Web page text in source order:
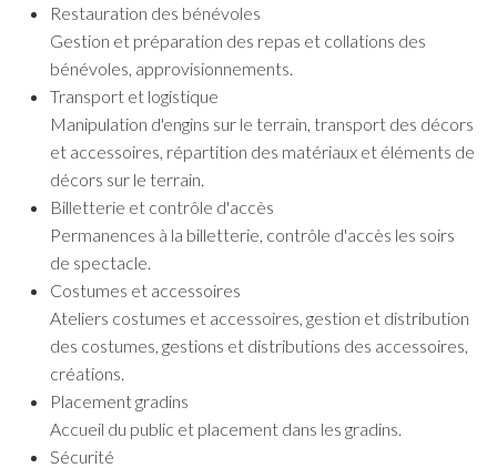
Restauration des bénévoles
Gestion et préparation des repas et collations des
bénévoles, approvisionnements.
Transport et logistique
Manipulation d'engins sur le terrain, transport des décors
et accessoires, répartition des matériaux et éléments de
décors sur le terrain.
Billetterie et contrôle d'accès
Permanences à la billetterie, contrôle d'accès les soirs
de spectacle.
Costumes et accessoires
Ateliers costumes et accessoires, gestion et distribution
des costumes, gestions et distributions des accessoires,
créations.
Placement gradins
Accueil du public et placement dans les gradins.
Sécurité